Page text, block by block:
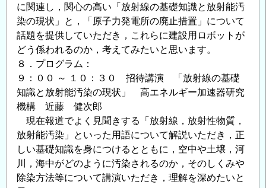
に関連し，関心の高い「放射線の基礎知識と放射能汚
染の現状」と，「原子力発電所の廃止措置」について
話題を提供していただき，これらに建設用ロボットが
どう係われるのか，考えてみたいと思います。
８．プログラム：
９：００ ～ １０：３０ 招待講演 「放射線の基礎
知識と放射能汚染の現状」 高エネルギー加速器研究
機構 近藤 健次郎
現在報道でよく見聞きする「放射線，放射性物質，
放射能汚染」といった用語について解説いただき，正
しい基礎知識を身につけるとともに，空中や土壌，河
川，海中がどのように汚染されるのか，そのしくみや
除染方法等について講演いただき，理解を深めたいと